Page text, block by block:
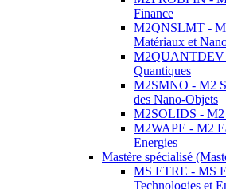
Finance
M2QNSLMT -
Matériaux et
M2QUANTDEV
Quantiques
M2SMNO - M2
des Nano-Objets
M2SOLIDS - M2
M2WAPE - M2
Energies
Mastère spécialisé
MS ETRE - MS
Technologies et